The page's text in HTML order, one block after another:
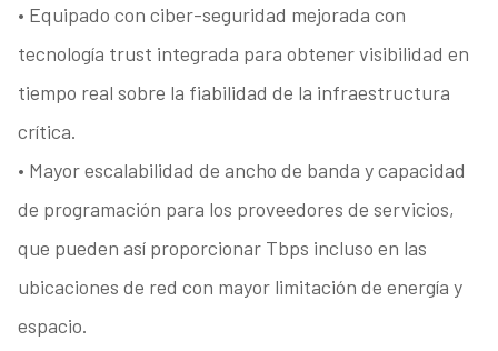
• Equipado con ciber-seguridad mejorada con
tecnología trust integrada para obtener visibilidad en
tiempo real sobre la fiabilidad de la infraestructura
crítica.
• Mayor escalabilidad de ancho de banda y capacidad
de programación para los proveedores de servicios,
que pueden así proporcionar Tbps incluso en las
ubicaciones de red con mayor limitación de energía y
espacio.